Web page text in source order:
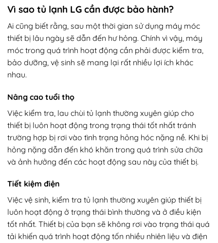
Vì sao tủ lạnh LG cần được bảo hành?
Ai cũng biết rằng, sau một thời gian sử dụng máy móc
thiết bị lâu ngày sẽ dẫn đến hư hỏng. Chính vì vậy, máy
móc trong quá trình hoạt động cần phải được kiểm tra,
bảo dưỡng, vệ sinh sẽ mang lại rất nhiều lợi ích khác
nhau.
Nâng cao tuổi thọ
Việc kiểm tra, lau chùi tủ lạnh thường xuyên giúp cho
thiết bị luôn hoạt động trong trạng thái tốt nhất tránh
trường hợp bị rơi vào tình trạng hỏng hóc nặng nề. Khi bị
hỏng nặng dẫn đến khó khăn trong quá trình sửa chữa
và ảnh hưởng đến các hoạt động sau này của thiết bị.
Tiết kiệm điện
Việc vệ sinh, kiểm tra tủ lạnh thường xuyên giúp thiết bị
luôn hoạt động ở trạng thái bình thường và ở điều kiện
tốt nhất. Thiết bị của bạn sẽ không rơi vào trạng thái quá
tải khiến quá trình hoạt động tốn nhiều nhiên liệu và điện